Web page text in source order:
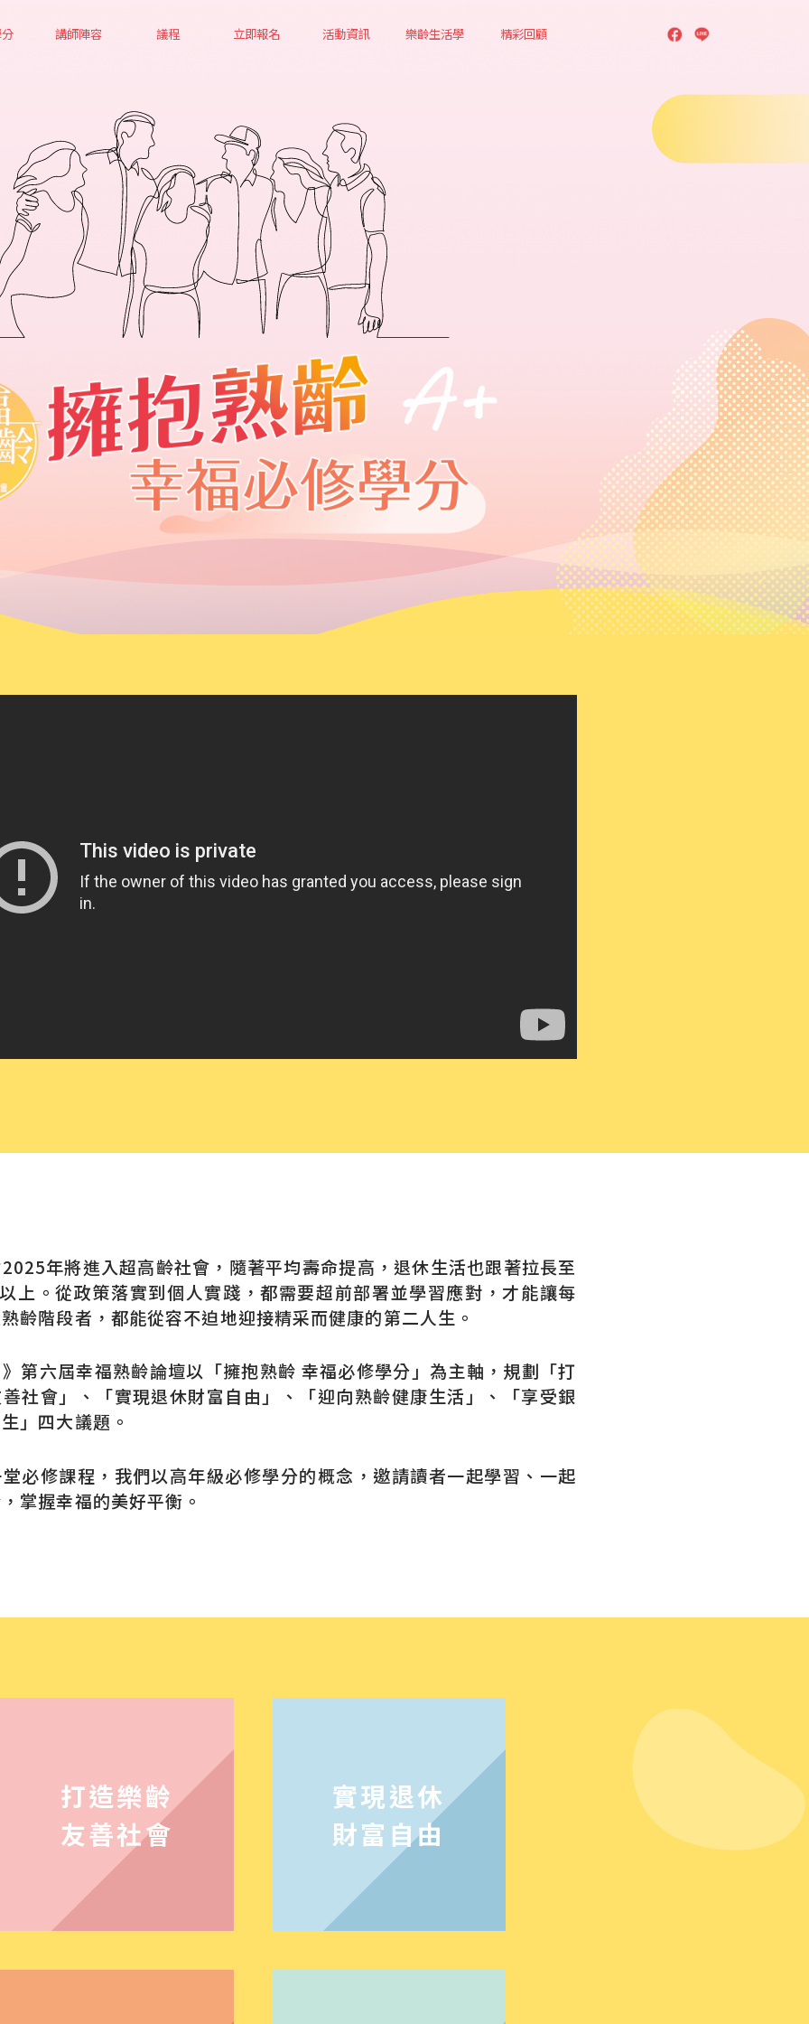
講師陣容 議程 立即報名 活動資訊 樂齡生活學 精彩回顧
年將進入超高齡社會，隨著平均壽命提高，退休生活也跟著拉長至
上。從政策落實到個人實踐，都需要超前部署並學習應對，才能讓每
齡階段者，都能從容不迫地迎接精采而健康的第二人生。
第六屆幸福熟齡論壇以「擁抱熟齡 幸福必修學分」為主軸，規劃「打
社會」、「實現退休財富自由」、「迎向熟齡健康生活」、「享受銀
」四大議題。
必修課程，我們以高年級必修學分的概念，邀請讀者一起學習、一起
掌握幸福的美好平衡。
打造樂齡
友善社會
實現退休
財富自由
疫情陰霾揮之不去，種種變數，對全球經濟與金融